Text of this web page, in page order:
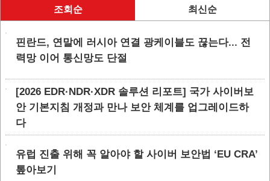
조회순 최신순
핀란드, 연말에 러시아 연결 광케이블도 끊는다... 전
력망 이어 통신망도 단절
[2026 EDR·NDR·XDR 솔루션 리포트] 국가 사이버보
안 기본지침 개정과 만나 보안 체계를 업그레이드하
다
유럽 진출 위해 꼭 알아야 할 사이버 보안법 ‘EU CRA’
톺아보기